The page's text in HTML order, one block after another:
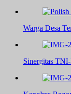
Warga Desa
Sinergitas